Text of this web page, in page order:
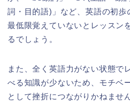
詞・目的語)」など、英語の初歩
最低限覚えていないとレッスン
るでしょう。
また、全く英語力がない状態で
べる知識が少ないため、モチベ
として挫折につながりかねません